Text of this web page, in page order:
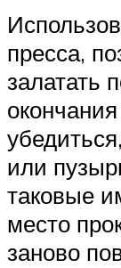
пресса,
залатать
или
таковые
место
заново